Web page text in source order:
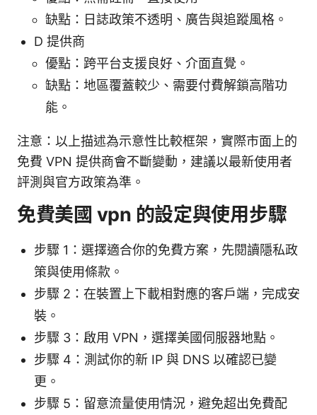
缺點：日誌政策不透明、廣告與追蹤風格。
D 提供商
優點：跨平台支援良好、介面直覺。
缺點：地區覆蓋較少、需要付費解鎖高階功
能。
注意：以上描述為示意性比較框架，實際市面上的
免費 VPN 提供商會不斷變動，建議以最新使用者
評測與官方政策為準。
免費美國 vpn 的設定與使用步驟
步驟 1：選擇適合你的免費方案，先閱讀隱私政
策與使用條款。
步驟 2：在裝置上下載相對應的客戶端，完成安
裝。
步驟 3：啟用 VPN，選擇美國伺服器地點。
步驟 4：測試你的新 IP 與 DNS 以確認已變
更。
步驟 5：留意流量使用情況，避免超出免費配